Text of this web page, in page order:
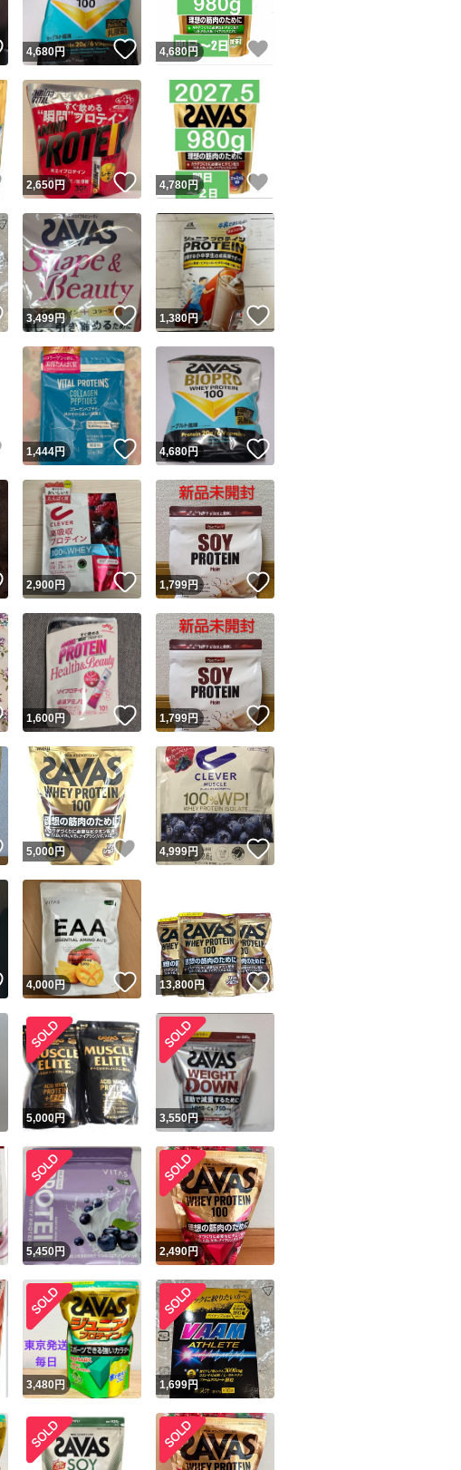
ユーザーの実績について
Yahoo!フリマが定めた一定の基準を満たしたユーザーにバッジを付与しています
安心取引出品者
安心取引出品者 Yahoo!フリマの基準をクリアした安心・安全なユーザーです
取引実績
取引実績◯+ このユーザーはYahoo!フリマの取引を完了させた実績があり
他フリマ実績◯+ このユーザーは他フリマサービスでの取引実績があります
スピード&安心発送
※このバッジは実績に基づく表示であり、発送を保証しているものではありません
スピード＆安心発送
このユーザーは高頻度で24時間以内＆設定した発送日数内に
ます
スピード発送 このユーザーは高頻度で24時間以内に発送しています
安心発送 このユーザーは設定した発送日数内に発送しています
この商品の情報をコピーします
商品画像の無断転載は禁止されています
コピーは1商品につき1回です
出品ページへ
キャンセル
いいね！
4,680円 いいね！
4,680円
いいね！
2,650円 いいね！
4,780円
いいね！
3,499円 いいね！
1,380円
いいね！
1,444円 いいね！
4,680円
いいね！
2,900円 いいね！
1,799円 いいね！
いいね！
1,600円 いいね！
1,799円 いいね！
いいね！
5,000円 いいね！
4,999円 いいね！
いいね！
4,000円 いいね！
13,800円 いいね！
5,000円 3,550円
5,450円 2,490円
3,480円 1,699円